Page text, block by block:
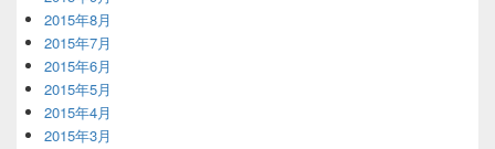
2015年8月
2015年7月
2015年6月
2015年5月
2015年4月
2015年3月